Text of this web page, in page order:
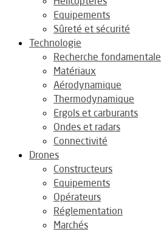
Equipements
Sûreté et sécurité
Technologie
Recherche fondamentale
Matériaux
Aérodynamique
Thermodynamique
Ergols et carburants
Ondes et radars
Connectivité
Drones
Constructeurs
Equipements
Opérateurs
Réglementation
Marchés